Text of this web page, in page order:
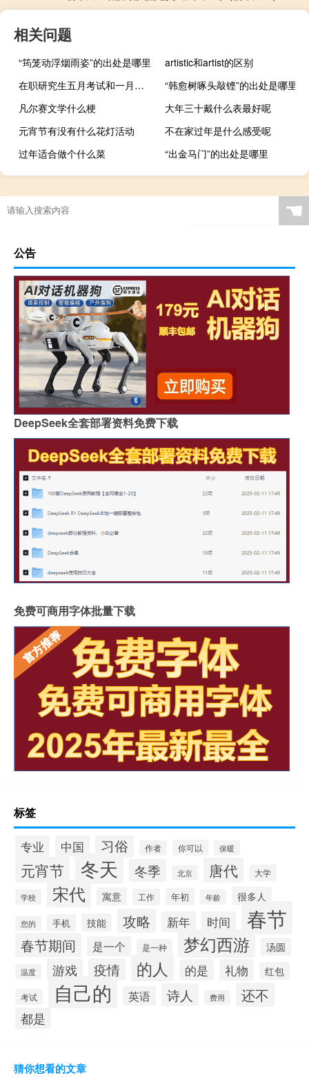
相关问题
“筠笼动浮烟雨姿”的出处是哪里
artistic和artist的区别
在职研究生五月考试和一月考试有什么区别
“韩愈树啄头敲铿”的出处是哪里
凡尔赛文学什么梗
大年三十戴什么表最好呢
元宵节有没有什么花灯活动
不在家过年是什么感受呢
过年适合做个什么菜
“出金马门”的出处是哪里
☚
公告
DeepSeek全套部署资料免费下载
免费可商用字体批量下载
标签
专业 中国 习俗 作者 你可以 保暖
元宵节 冬天 冬季 北京 唐代 大学
学校 宋代 寓意 工作 年初 年龄 很多人
您的 手机 技能 攻略 新年 时间 春节
春节期间 是一个 是一种 梦幻西游 汤圆
温度 游戏 疫情 的人 的是 礼物 红包
考试 自己的 英语 诗人 费用 还不
都是
猜你想看的文章